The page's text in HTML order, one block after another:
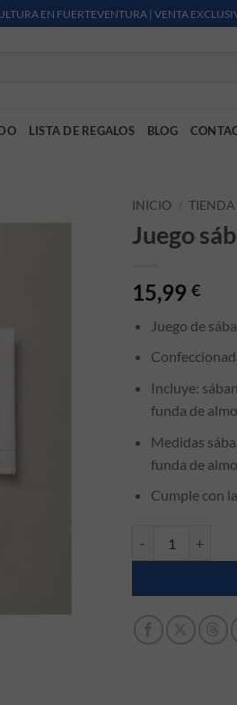
EN FUERTEVENTURA | VENTA
LISTA DE REGALOS BLOG
INICIO / TIENDA
Juego
15,99 €
Juego de
Incluye:
funda de
Medidas
funda de
Cumple con